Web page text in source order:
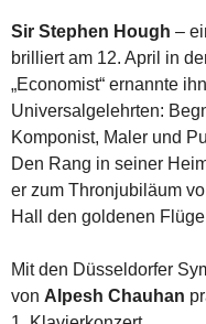
Sir Stephen Hough –
brilliert am 12. April in
„Economist“ ernannte
Universalgelehrten:
Komponist, Maler und
Den Rang in seiner
er zum Thronjubiläum
Hall den goldenen
Mit den Düsseldorfer
von Alpesh Chauhan